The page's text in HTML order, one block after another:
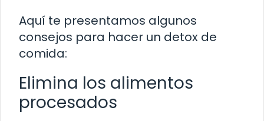
Aquí te presentamos algunos
consejos para hacer un detox de
comida:
Elimina los alimentos
procesados